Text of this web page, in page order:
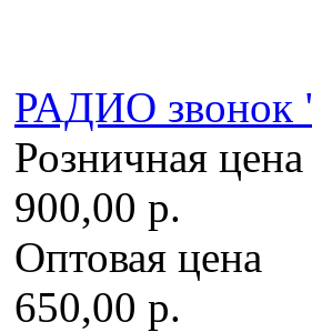
РАДИО звонок
Розничная цена
900,00 р.
Оптовая цена
650,00 р.